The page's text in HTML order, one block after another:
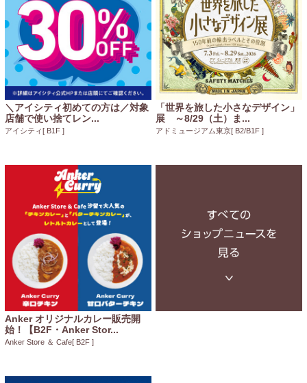
＼アイシティ初めての方は／対象
店舗で使い捨てレン...
アイシティ [ B1F ]
「世界を旅した小さなデザイン」
展 ～8/29（土）ま...
アドミュージアム東京[ B2/B1F ]
Anker オリジナルカレー販売開
始！【B2F・Anker Stor...
Anker Store ＆ Cafe[ B2F ]